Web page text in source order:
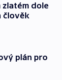
zlatém dole
člověk
plán pro